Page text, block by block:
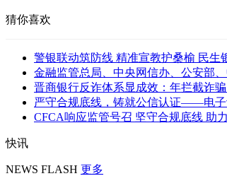
猜你喜欢
警银联动筑防线 精准宣教护桑榆 民生
金融监管总局、中央网信办、公安部
晋商银行反诈体系显成效：年拦截诈
严守合规底线，铸就公信认证——电子
CFCA响应监管号召 坚守合规底线 助
快讯
NEWS FLASH 更多